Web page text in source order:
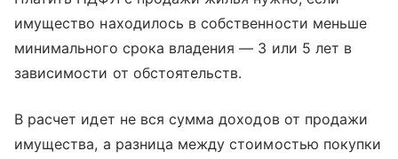
имущество находилось в собственности меньше
минимального срока владения — 3 или 5 лет в
зависимости от обстоятельств.
В расчет идет не вся сумма доходов от продажи
имущества, а разница между стоимостью покупки